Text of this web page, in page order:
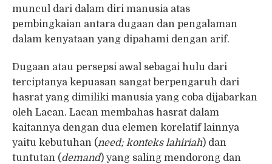
muncul dari dalam diri manusia atas
pembingkaian antara dugaan dan pengalaman
dalam kenyataan yang dipahami dengan arif.
Dugaan atau persepsi awal sebagai hulu dari
terciptanya kepuasan sangat berpengaruh dari
hasrat yang dimiliki manusia yang coba dijabarkan
oleh Lacan. Lacan membahas hasrat dalam
kaitannya dengan dua elemen korelatif lainnya
yaitu kebutuhan (need; konteks lahiriah) dan
tuntutan (demand) yang saling mendorong dan